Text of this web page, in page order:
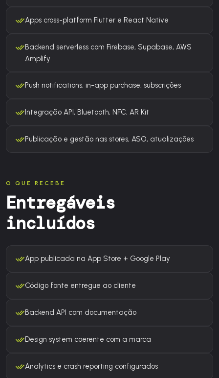
Apps cross-platform Flutter e React Native
Backend serverless com Firebase, Supabase, AWS
Amplify
Push notifications, in-app purchase, subscrições
Integração API, Bluetooth, NFC, AR Kit
Publicação e gestão nas stores, ASO, atualizações
O QUE RECEBE
Entregáveis
incluídos
App publicada na App Store + Google Play
Código fonte entregue ao cliente
Backend API com documentação
Design system coerente com a marca
Analytics e crash reporting configurados